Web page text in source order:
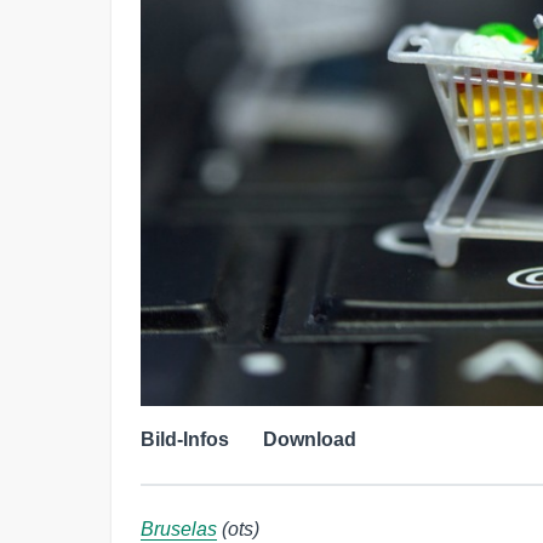
Bild-Infos Download
Bruselas (ots)